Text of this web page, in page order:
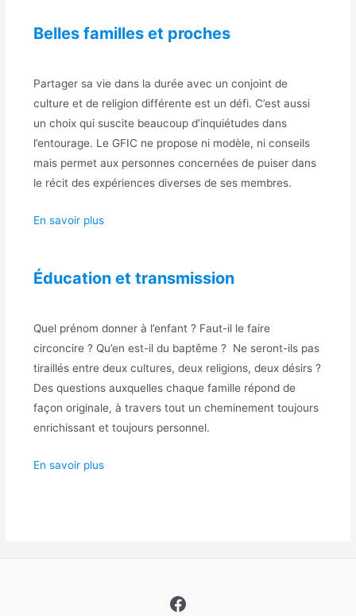
Belles familles et proches
Partager sa vie dans la durée avec un conjoint de
culture et de religion différente est un défi. C’est aussi
un choix qui suscite beaucoup d’inquiétudes dans
l’entourage. Le GFIC ne propose ni modèle, ni conseils
mais permet aux personnes concernées de puiser dans
le récit des expériences diverses de ses membres.
En savoir plus
Éducation et transmission
Quel prénom donner à l’enfant ? Faut-il le faire
circoncire ? Qu’en est-il du baptême ? Ne seront-ils pas
tiraillés entre deux cultures, deux religions, deux désirs ?
Des questions auxquelles chaque famille répond de
façon originale, à travers tout un cheminement toujours
enrichissant et toujours personnel.
En savoir plus
Facebook